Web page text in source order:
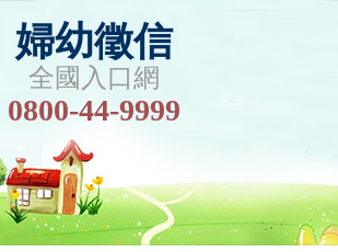
婦幼徵信
全國入口網
0800-44-9999